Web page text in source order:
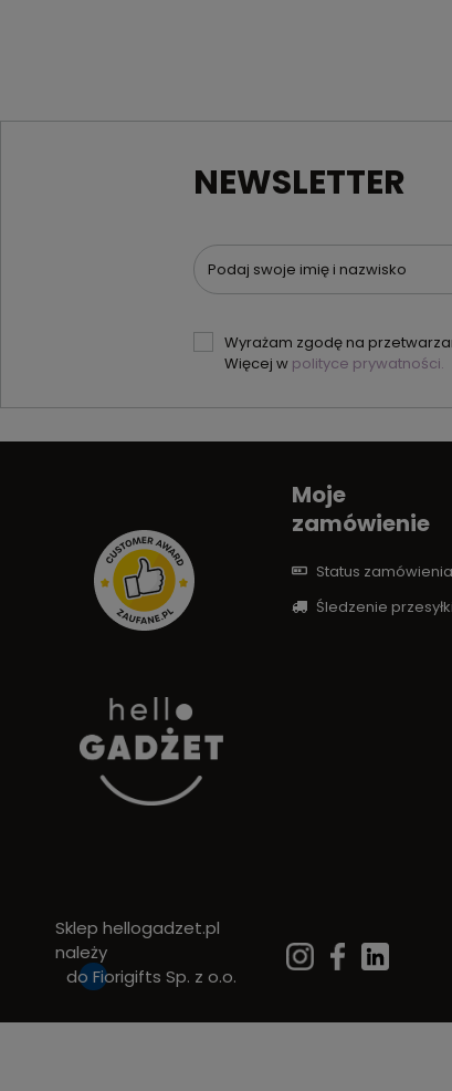
NEWSLETTER
Podaj swoje imię i nazwisko
Wyrażam zgodę na
Więcej w polityce prywatności.
Sklep hellogadzet.pl
należy
do Fiorigifts Sp. z o.o.
Moje
zamówienie
Status zamówienia
Śledzenie przesyłki